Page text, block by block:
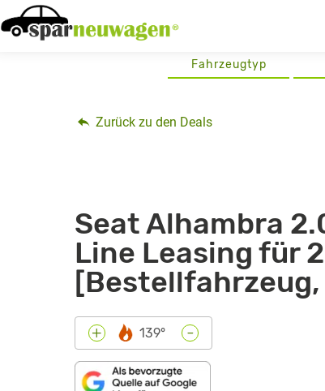
Skip
to
Fahrzeugtyp
Zurück zu den Deals
Seat Alhambra
Line Leasing für
[Bestellfahrzeug,
+ 139° -